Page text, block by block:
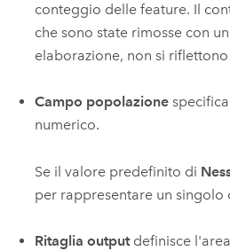
conteggio delle feature. Il
che sono state rimosse con
elaborazione, non si
Campo popolazione
numerico.
Se il valore predefinito di
per rappresentare un singolo
Ritaglia outputdefinisce